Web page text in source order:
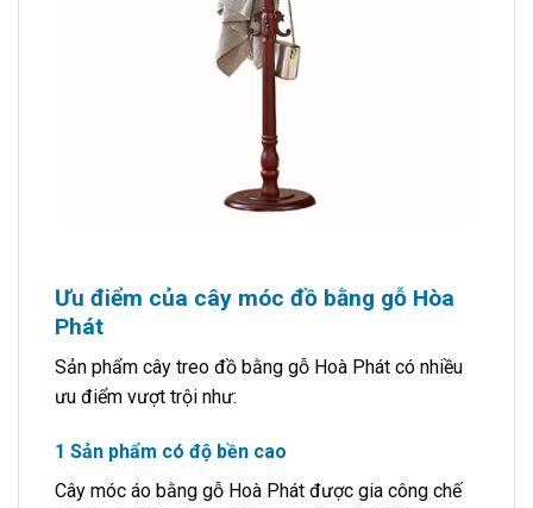
Ưu điểm của cây móc đồ bằng gỗ Hòa
Phát
Sản phẩm cây treo đồ bằng gỗ Hoà Phát có nhiều
ưu điểm vượt trội như:
1 Sản phẩm có độ bền cao
Cây móc áo bằng gỗ Hoà Phát được gia công chế